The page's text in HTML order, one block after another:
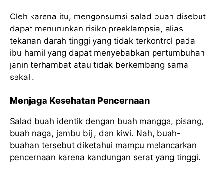
Oleh karena itu, mengonsumsi salad buah disebut
dapat menurunkan risiko preeklampsia, alias
tekanan darah tinggi yang tidak terkontrol pada
ibu hamil yang dapat menyebabkan pertumbuhan
janin terhambat atau tidak berkembang sama
sekali.
Menjaga Kesehatan Pencernaan
Salad buah identik dengan buah mangga, pisang,
buah naga, jambu biji, dan kiwi. Nah, buah-
buahan tersebut diketahui mampu melancarkan
pencernaan karena kandungan serat yang tinggi.